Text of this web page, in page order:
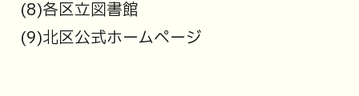
(8)各区立図書館
(9)北区公式ホームページ